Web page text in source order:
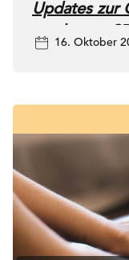
Updates zur
modernen
16. Oktober